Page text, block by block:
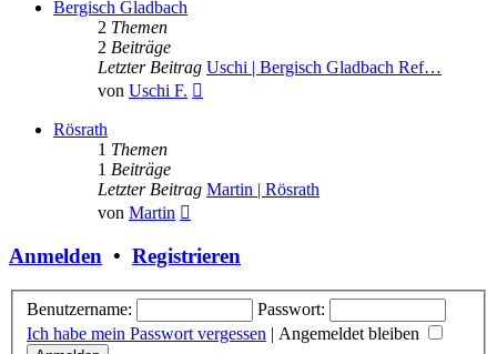
Bergisch Gladbach
2 Themen
2 Beiträge
Letzter Beitrag Uschi | Bergisch Gladbach Ref…
von Uschi F.
Rösrath
1 Themen
1 Beiträge
Letzter Beitrag Martin | Rösrath
von Martin
Anmelden • Registrieren
Benutzername:
Passwort:
Ich habe mein Passwort vergessen | Angemeldet bleiben